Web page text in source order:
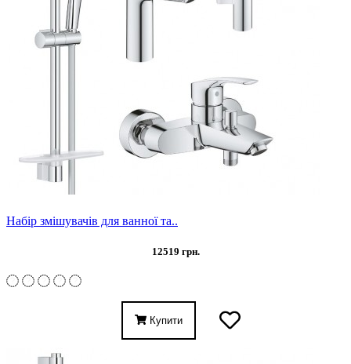
Набір змішувачів для ванної та..
12519 грн.
Купити